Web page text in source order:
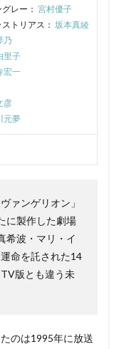
レー： 宮村優子
トリアス： 坂本真綾
乃
里子
宏一
彦
元夢
ァンゲリオン」
に製作した劇場
希波・マリ・イ
命を託された14
版とも違う未
のは1995年に放送